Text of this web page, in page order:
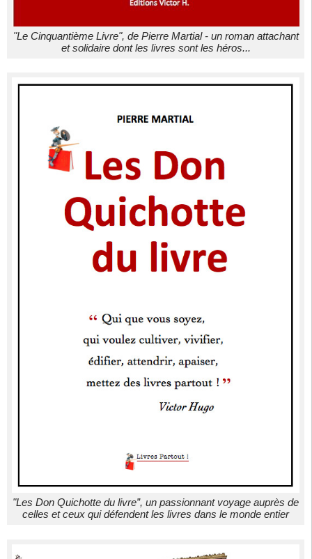
"Le Cinquantième Livre", de Pierre Martial - un roman attachant
et solidaire dont les livres sont les héros...
"Les Don Quichotte du livre”, un passionnant voyage auprès de
celles et ceux qui défendent les livres dans le monde entier